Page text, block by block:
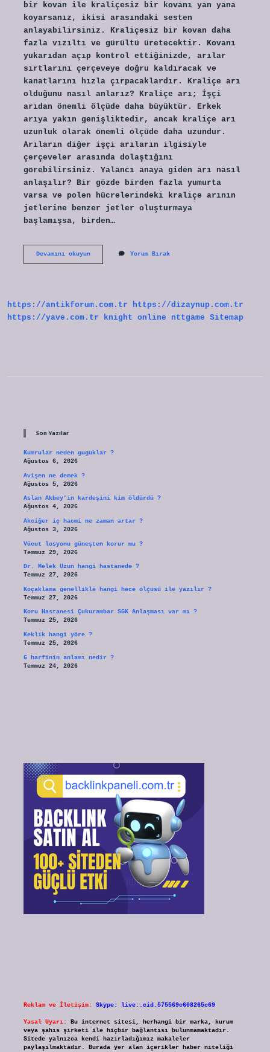
bir kovan ile kraliçesiz bir kovanı yan yana
koyarsanız, ikisi arasındaki sesten
anlayabilirsiniz. Kraliçesiz bir kovan daha
fazla vızıltı ve gürültü üretecektir. Kovanı
yukarıdan açıp kontrol ettiğinizde, arılar
sırtlarını çerçeveye doğru kaldıracak ve
kanatlarını hızla çırpacaklardır. Kraliçe arı
olduğunu nasıl anlarız? Kraliçe arı; İşçi
arıdan önemli ölçüde daha büyüktür. Erkek
arıya yakın genişliktedir, ancak kraliçe arı
uzunluk olarak önemli ölçüde daha uzundur.
Arıların diğer işçi arıların ilgisiyle
çerçeveler arasında dolaştığını
görebilirsiniz. Yalancı anaya giden arı nasıl
anlaşılır? Bir gözde birden fazla yumurta
varsa ve polen hücrelerindeki kraliçe arının
jetlerine benzer jetler oluşturmaya
başlamışsa, birden…
Devamını okuyunKarniyol
Yorum Bırak
https://antikforum.com.tr
https://dizaynup.com.tr
https://yave.com.tr
knight online nttgame Sitemap
Son Yazılar
Kumrular neden guguklar ?
Ağustos 6, 2026
Avişen ne demek ?
Ağustos 5, 2026
Aslan Akbey’in kardeşini kim öldürdü ?
Ağustos 4, 2026
Akciğer iç hacmi ne zaman artar ?
Ağustos 3, 2026
Vücut losyonu güneşten korur mu ?
Temmuz 29, 2026
Dr. Melek Uzun hangi hastanede ?
Temmuz 27, 2026
Koçaklama genellikle hangi hece ölçüsü ile yazılır ?
Temmuz 27, 2026
Koru Hastanesi Çukurambar SGK Anlaşması var mı ?
Temmuz 25, 2026
Keklik hangi yöre ?
Temmuz 25, 2026
6 harfinin anlamı nedir ?
Temmuz 24, 2026
Reklam ve İletişim: Skype: live:.cid.575569c608265c69
Yasal Uyarı:
Bu internet sitesi, herhangi bir marka, kurum
veya şahıs şirketi ile hiçbir bağlantısı bulunmamaktadır.
Sitede yalnızca kendi hazırladığımız makaleler
paylaşılmaktadır. Burada yer alan içerikler haber niteliği